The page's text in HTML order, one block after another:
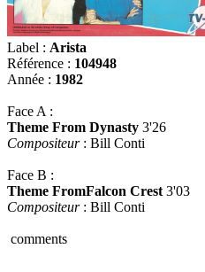
Label : Arista
Référence : 104948
Année : 1982
Face A :
Theme From Dynasty 3'26
Compositeur: Bill Conti
Face B :
Theme FromFalcon Crest 3'03
Compositeur: Bill Conti
comments